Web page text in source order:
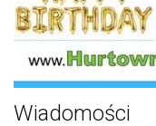
Wiadomości